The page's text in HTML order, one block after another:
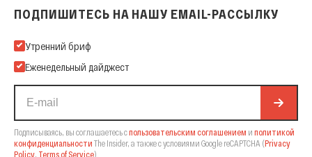
ПОДПИШИТЕСЬ НА НАШУ EMAIL-РАССЫЛКУ
Подпишитесь на нашу Email-рассылку
Утренний бриф
Еженедельный дайджест
Подписываясь, вы соглашаетесь спользовательским соглашением и политикой
конфиденциальности The Insider, а также с условиями Google reCAPTCHA (Privacy
Policy Terms of Service).